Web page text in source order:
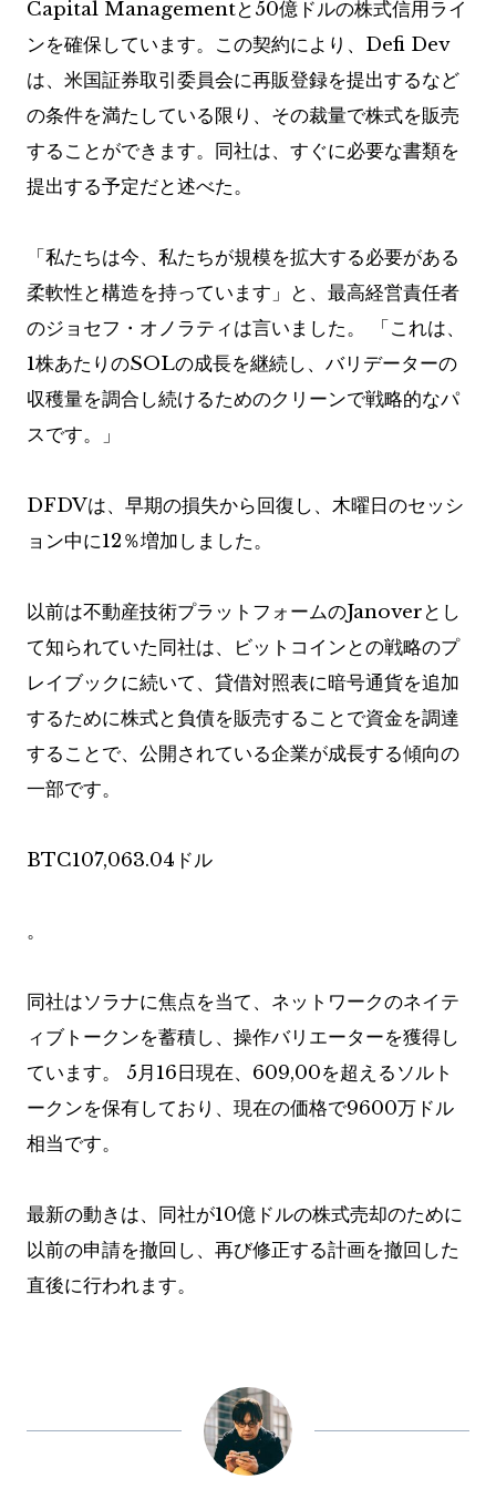
Capital Managementと50億ドルの株式信用ライ
ンを確保しています。この契約により、Defi Dev
は、米国証券取引委員会に再販登録を提出するなど
の条件を満たしている限り、その裁量で株式を販売
することができます。同社は、すぐに必要な書類を
提出する予定だと述べた。
「私たちは今、私たちが規模を拡大する必要がある
柔軟性と構造を持っています」と、最高経営責任者
のジョセフ・オノラティは言いました。 「これは、
1株あたりのSOLの成長を継続し、バリデーターの
収穫量を調合し続けるためのクリーンで戦略的なパ
スです。」
DFDVは、早期の損失から回復し、木曜日のセッシ
ョン中に12％増加しました。
以前は不動産技術プラットフォームのJanoverとし
て知られていた同社は、ビットコインとの戦略のプ
レイブックに続いて、貸借対照表に暗号通貨を追加
するために株式と負債を販売することで資金を調達
することで、公開されている企業が成長する傾向の
一部です。
BTC107,063.04ドル
。
同社はソラナに焦点を当て、ネットワークのネイテ
ィブトークンを蓄積し、操作バリエーターを獲得し
ています。 5月16日現在、609,00を超えるソルト
ークンを保有しており、現在の価格で9600万ドル
相当です。
最新の動きは、同社が10億ドルの株式売却のために
以前の申請を撤回し、再び修正する計画を撤回した
直後に行われます。